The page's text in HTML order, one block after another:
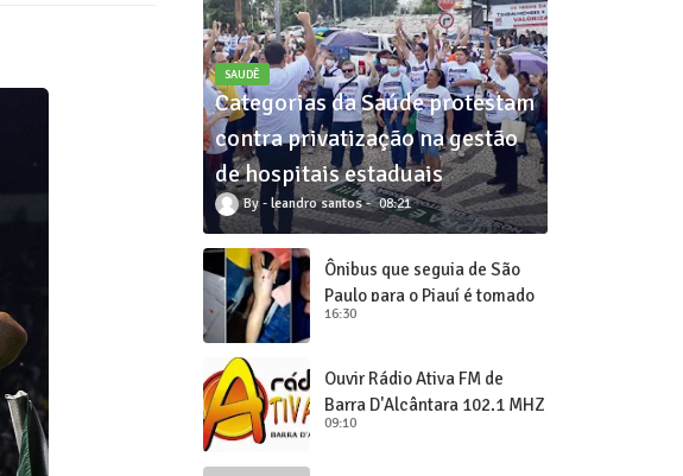
SAUDÊ
Categorias da Saúde protestam
contra privatização na gestão
de hospitais estaduais
leandro santos 08:21
Ônibus que seguia de São
Paulo para o Piauí é tomado
de assalto
16:30
Ouvir Rádio Ativa FM de
Barra D'Alcântara 102,1 MHZ
09:10